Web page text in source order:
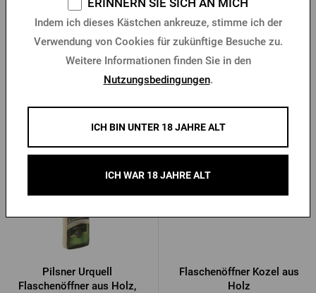
Flaschenöffner Gambrinus
Kaufen
Holzflaschenöffner
9,90 €
Pilsner Urquell
Flaschenöffner aus Holz,
Flaschenöffner Kozel aus
Holz
ERINNERN SIE SICH AN MICH
Indem ich dieses Kästchen ankreuze, stimme ich der
Verwendung von Cookies für zukünftige Besuche zu.
Weitere Informationen finden Sie in den
Nutzungsbedingungen.
ICH BIN UNTER 18 JAHRE ALT
ICH WAR 18 JAHRE ALT